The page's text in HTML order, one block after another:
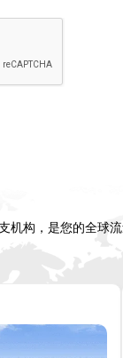
构，是您的全球流